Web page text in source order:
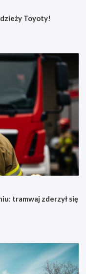
Toyoty!
tramwaj zderzył się